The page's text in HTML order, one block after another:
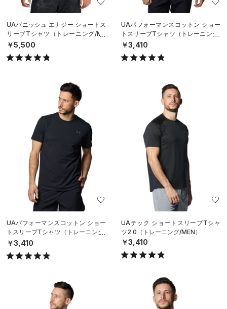
UAバニッシュ エナジー ショートス
リーブTシャツ（トレーニング/ME
N）
￥5,500
UAパフォーマンスコットン ショー
トスリーブTシャツ（トレーニング/
MEN）
￥3,410
UAパフォーマンスコットン ショー
トスリーブTシャツ（トレーニング/
MEN）
￥3,410
UAテック ショートスリーブTシャ
ツ2.0（トレーニング/MEN）
￥3,410